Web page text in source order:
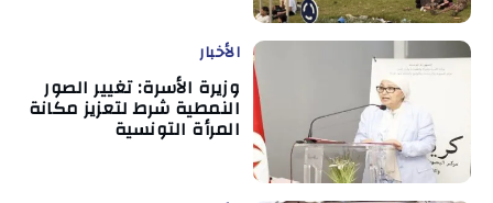
الأخبار
وزيرة الأسرة: تغيير الصور
النمطية شرط لتعزيز مكانة
المرأة التونسية